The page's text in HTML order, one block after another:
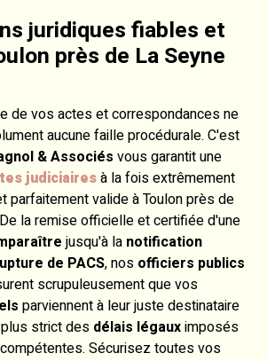
juridiques fiables et
près de La Seyne
de vos actes et correspondances ne
aucune faille procédurale. C'est
& Associés vous garantit une
judiciairesà la fois extrêmement
parfaitement valide à Toulon près de
la remise officielle et certifiée d'une
jusqu'à la notification
de PACS, nos officiers publics
scrupuleusement que vos
parviennent à leur juste destinataire
strict des délais légauximposés
Sécurisez toutes vos